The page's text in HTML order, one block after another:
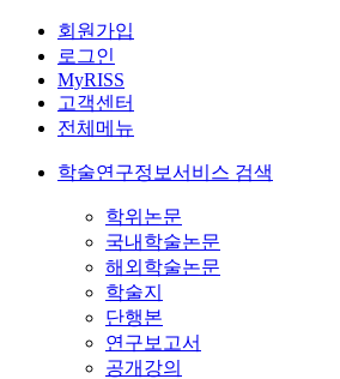
회원가입
로그인
MyRISS
고객센터
전체메뉴
학술연구정보서비스 검색
학위논문
국내학술논문
해외학술논문
학술지
단행본
연구보고서
공개강의